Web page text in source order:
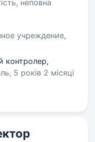
неповна
учреждение,
контролер,
5 років 2 місяці